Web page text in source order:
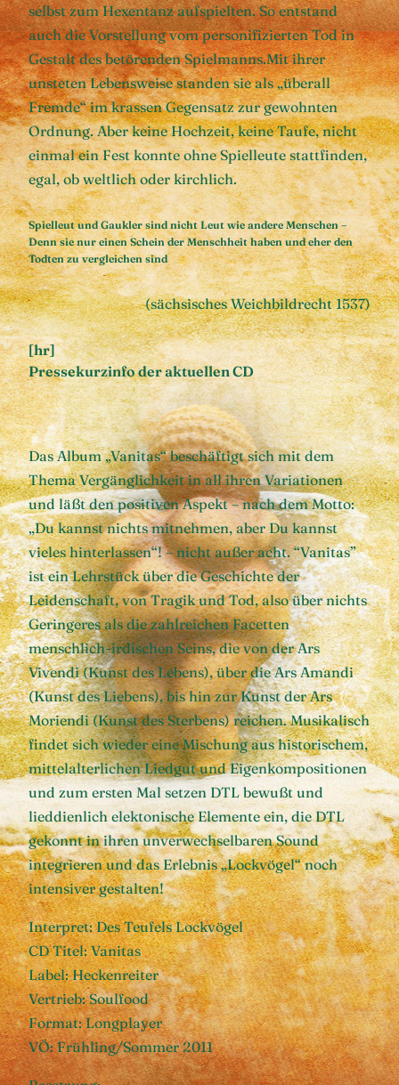
selbst zum Hexentanz aufspielten. So entstand
auch die Vorstellung vom personifizierten Tod in
Gestalt des betörenden Spielmanns.Mit ihrer
unsteten Lebensweise standen sie als „überall
Fremde“ im krassen Gegensatz zur gewohnten
Ordnung. Aber keine Hochzeit, keine Taufe, nicht
einmal ein Fest konnte ohne Spielleute stattfinden,
egal, ob weltlich oder kirchlich.
Spielleut und Gaukler sind nicht Leut wie andere Menschen –
Denn sie nur einen Schein der Menschheit haben und eher den
Todten zu vergleichen sind
(sächsisches Weichbildrecht 1537)
[hr]
Pressekurzinfo der aktuellen CD
Das Album „Vanitas“ beschäftigt sich mit dem
Thema Vergänglichkeit in all ihren Variationen
und läßt den positiven Aspekt – nach dem Motto:
„Du kannst nichts mitnehmen, aber Du kannst
vieles hinterlassen“! – nicht außer acht. “Vanitas”
ist ein Lehrstück über die Geschichte der
Leidenschaft, von Tragik und Tod, also über nichts
Geringeres als die zahlreichen Facetten
menschlich-irdischen Seins, die von der Ars
Vivendi (Kunst des Lebens), über die Ars Amandi
(Kunst des Liebens), bis hin zur Kunst der Ars
Moriendi (Kunst des Sterbens) reichen. Musikalisch
findet sich wieder eine Mischung aus historischem,
mittelalterlichen Liedgut und Eigenkompositionen
und zum ersten Mal setzen DTL bewußt und
lieddienlich elektonische Elemente ein, die DTL
gekonnt in ihren unverwechselbaren Sound
integrieren und das Erlebnis „Lockvögel“ noch
intensiver gestalten!
Interpret: Des Teufels Lockvögel
CD Titel: Vanitas
Label: Heckenreiter
Vertrieb: Soulfood
Format: Longplayer
VÖ: Frühling/Sommer 2011